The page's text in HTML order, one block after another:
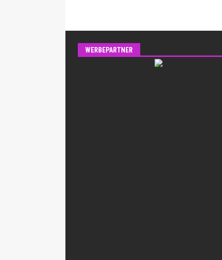
WERBEPARTNER